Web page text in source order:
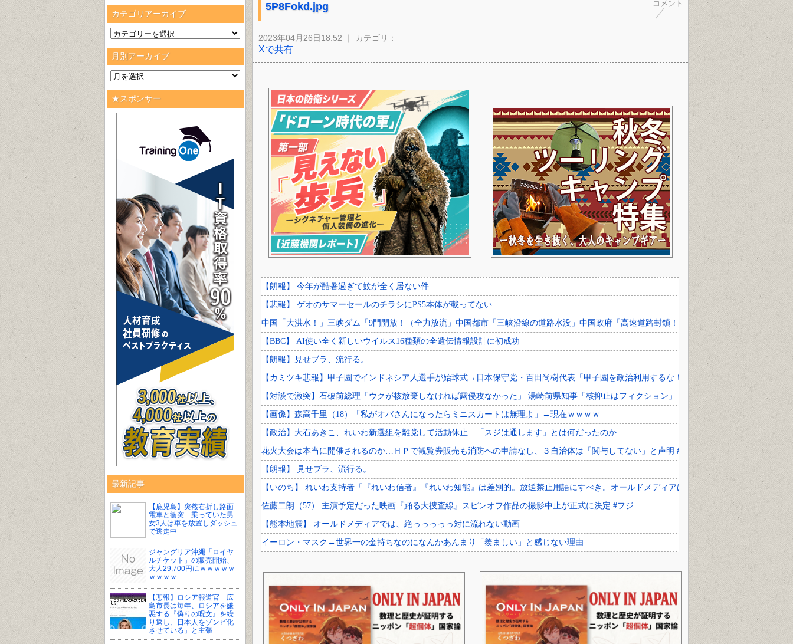
カテゴリアーカイブ
月別アーカイブ
★スポンサー
最新記事
【鹿児島】突然右折し路面
電車と衝突 乗っていた男
女3人は車を放置しダッシュ
で逃走中
ジャングリア沖縄「ロイヤ
ルチケット」の販売開始、
大人29,700円にｗｗｗｗｗ
ｗｗｗｗ
【悲報】ロシア報道官「広
島市長は毎年、ロシアを嫌
悪する『偽りの呪文』を繰
り返し、日本人をゾンビ化
させている」と主張
5P8Fokd.jpg
2023年04月26日18:52 ｜ カテゴリ：
Xで共有